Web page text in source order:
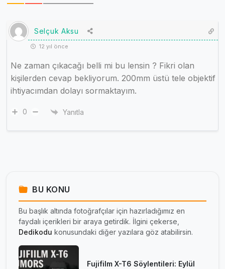
Selçuk Aksu
12 yıl önce
Ne zaman çıkacağı belli mi bu lensin ? Fikri olan
kişilerden cevap bekliyorum. 200mm üstü tele objektif
ihtiyacımdan dolayı sormaktayım.
0 Yanıtla
BU KONU
Bu başlık altında fotoğrafçılar için hazırladığımız en
faydalı içerikleri bir araya getirdik. İlgini çekerse,
Dedikodu konusundaki diğer yazılara göz atabilirsin.
Fujifilm X-T6 Söylentileri: Eylül